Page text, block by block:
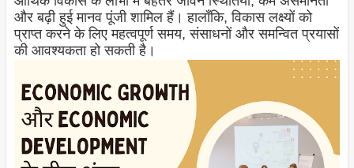
और बढ़ी हुई मानव पूंजी शामिल हैं। हालाँकि, विकास लक्ष्यों को
प्राप्त करने के लिए महत्वपूर्ण समय, संसाधनों और समन्वित प्रयासों
की आवश्यकता हो सकती है।